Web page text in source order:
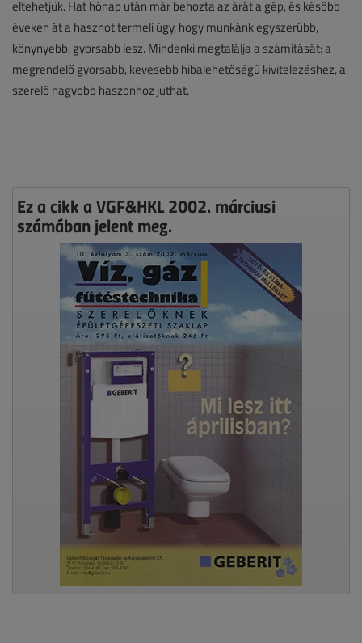
eltehetjük. Hat hónap után már behozta az árát a gép, és később
éveken át a hasznot termeli úgy, hogy munkánk egyszerűbb,
könynyebb, gyorsabb lesz. Mindenki megtalálja a számítását: a
megrendelő gyorsabb, kevesebb hibalehetőségű kivitelezéshez, a
szerelő nagyobb haszonhoz juthat.
Ez a cikk a VGF&HKL 2002. márciusi
számában jelent meg.